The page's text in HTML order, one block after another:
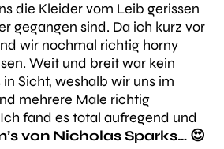
die Kleider vom Leib gerissen
gegangen sind. Da ich kurz vor
wir nochmal richtig horny
Weit und breit war kein
Sicht, weshalb wir uns im
mehrere Male richtig
fand es total aufregend und
von Nicholas Sparks… 😍